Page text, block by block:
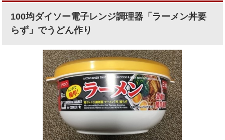
100均ダイソー電子レンジ調理器「ラーメン丼要
らず」でうどん作り